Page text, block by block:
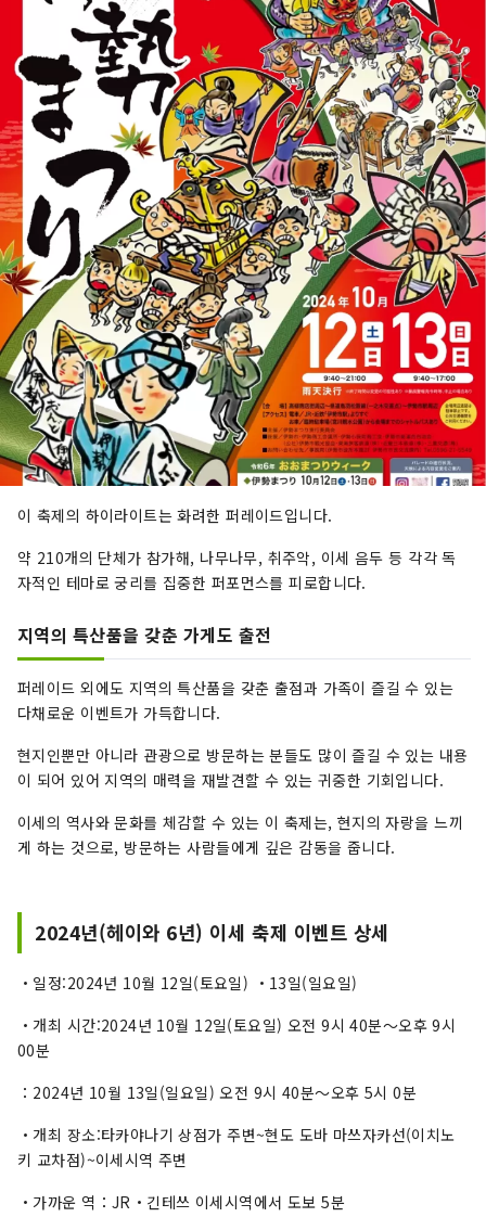
이 축제의 하이라이트는 화려한 퍼레이드입니다.
약 210개의 단체가 참가해, 나무나무, 취주악, 이세 음두 등 각각 독
자적인 테마로 궁리를 집중한 퍼포먼스를 피로합니다.
지역의 특산품을 갖춘 가게도 출전
퍼레이드 외에도 지역의 특산품을 갖춘 출점과 가족이 즐길 수 있는
다채로운 이벤트가 가득합니다.
현지인뿐만 아니라 관광으로 방문하는 분들도 많이 즐길 수 있는 내용
이 되어 있어 지역의 매력을 재발견할 수 있는 귀중한 기회입니다.
이세의 역사와 문화를 체감할 수 있는 이 축제는, 현지의 자랑을 느끼
게 하는 것으로, 방문하는 사람들에게 깊은 감동을 줍니다.
2024년(헤이와 6년) 이세 축제 이벤트 상세
・일정:2024년 10월 12일(토요일) ・13일(일요일)
・개최 시간:2024년 10월 12일(토요일) 오전 9시 40분～오후 9시
00분
：2024년 10월 13일(일요일) 오전 9시 40분～오후 5시 0분
・개최 장소:타카야나기 상점가 주변~현도 도바 마쓰자카선(이치노
키 교차점)~이세시역 주변
・가까운 역：JR・긴테쓰 이세시역에서 도보 5분